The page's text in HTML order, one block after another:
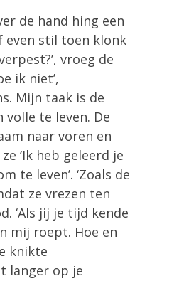
de hand hing een
even stil toen klonk
vroeg de
ik niet’,
Mijn taak is de
volle te leven. De
naar voren en
‘Ik heb geleerd je
te leven’. ‘Zoals de
ze vrezen ten
‘Als jij je tijd kende
mij roept. Hoe en
knikte
langer op je